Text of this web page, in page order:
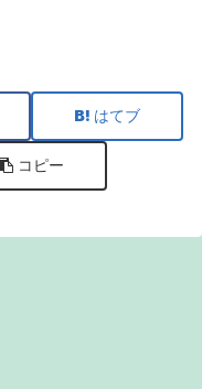
はてブ
コピー